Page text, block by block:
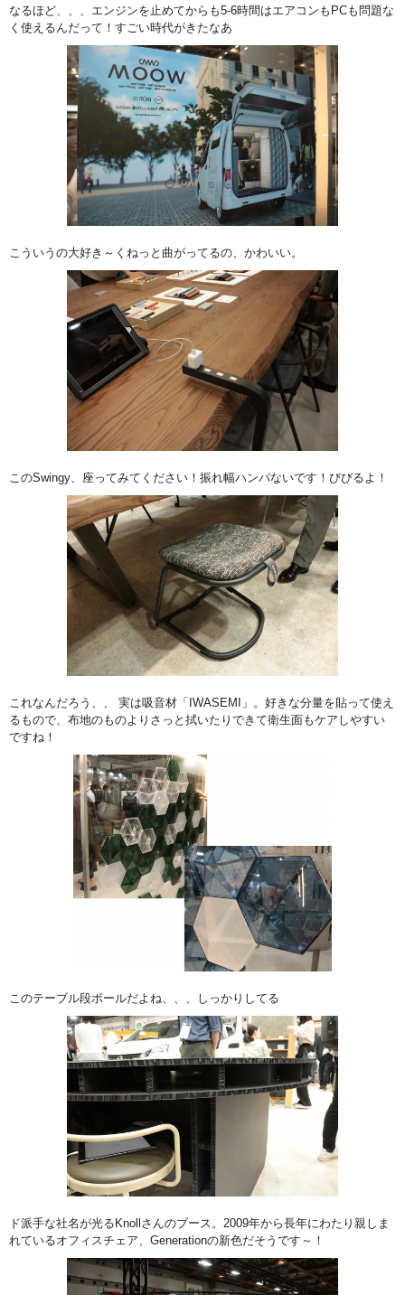
なるほど、、、エンジンを止めてからも5-6時間はエアコンもPCも問題な
く使えるんだって！すごい時代がきたなあ
こういうの大好き～くねっと曲がってるの、かわいい。
このSwingy、座ってみてください！振れ幅ハンパないです！びびるよ！
これなんだろう、、 実は吸音材「IWASEMI」。好きな分量を貼って使え
るもので、布地のものよりさっと拭いたりできて衛生面もケアしやすい
ですね！
このテーブル段ボールだよね、、、しっかりしてる
ド派手な社名が光るKnollさんのブース。2009年から長年にわたり親しま
れているオフィスチェア、Generationの新色だそうです～！